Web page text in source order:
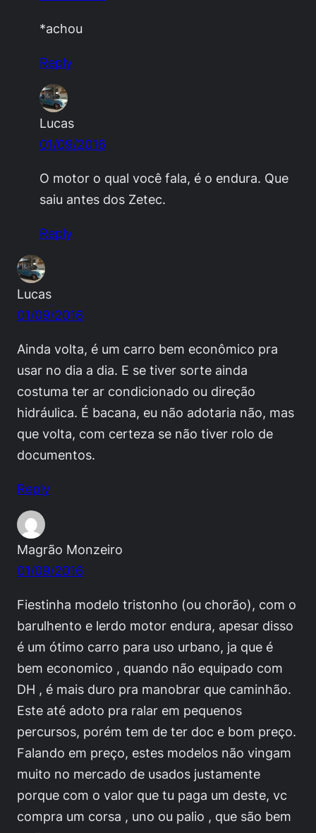
*achou
Reply
Lucas
01/09/2016
O motor o qual você fala, é o endura. Que
saiu antes dos Zetec.
Reply
Lucas
01/09/2016
Ainda volta, é um carro bem econômico pra
usar no dia a dia. E se tiver sorte ainda
costuma ter ar condicionado ou direção
hidráulica. É bacana, eu não adotaria não, mas
que volta, com certeza se não tiver rolo de
documentos.
Reply
Magrão Monzeiro
01/09/2016
Fiestinha modelo tristonho (ou chorão), com o
barulhento e lerdo motor endura, apesar disso
é um ótimo carro para uso urbano, ja que é
bem economico , quando não equipado com
DH , é mais duro pra manobrar que caminhão.
Este até adoto pra ralar em pequenos
percursos, porém tem de ter doc e bom preço.
Falando em preço, estes modelos não vingam
muito no mercado de usados justamente
porque com o valor que tu paga um deste, vc
compra um corsa , uno ou palio , que são bem